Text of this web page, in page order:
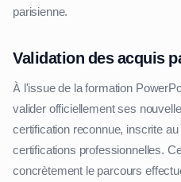
parisienne.
Validation des acquis
À l'issue de la formation
valider officiellement ses
certification reconnue, inscrite
certifications professionnelles.
concrètement le parcours